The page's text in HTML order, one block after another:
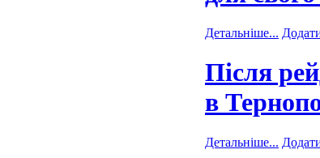
Детальніше...
Після
в
Детальніше...